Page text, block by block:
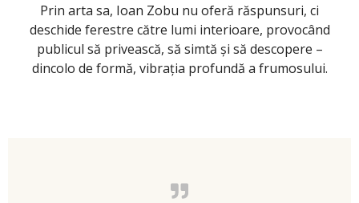
Prin arta sa, Ioan Zobu nu oferă răspunsuri, ci
deschide ferestre către lumi interioare, provocând
publicul să privească, să simtă și să descopere –
dincolo de formă, vibrația profundă a frumosului.